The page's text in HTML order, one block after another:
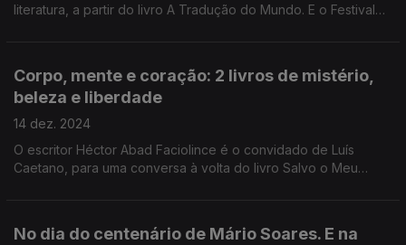
literatura, a partir do livro A Tradução do Mundo. E o Festival
Corpo, mente e coração: 2 livros de mistério,
beleza e liberdade
14 dez. 2024
O escritor Héctor Abad Faciolince é o convidado de Luís
Caetano, para uma conversa à volta do livro Salvo o Meu
No dia do centenário de Mário Soares. E na